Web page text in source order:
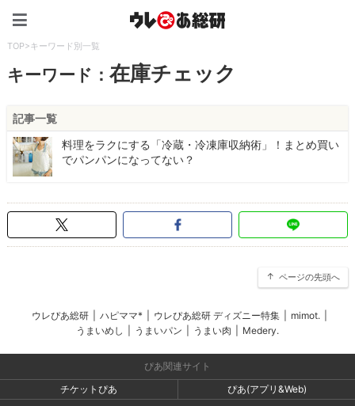
TOP>キーワード別一覧
キーワード：在庫チェック
記事一覧
料理をラクにする「冷蔵・冷凍庫収納術」！まとめ買い
でパンパンになってない？
ページの先頭へ
ウレぴあ総研 ハピママ* ウレぴあ総研 ディズニー特集 mimot.
うまいめし
うまいパン うまい肉 Medery.
ぴあ関連サイト
チケットぴあ
ぴあ(アプリ&Web)